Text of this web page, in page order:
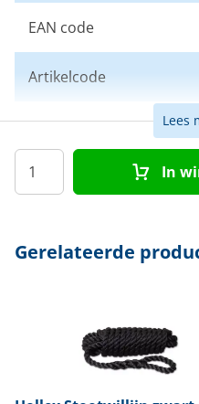
EAN code
Artikelcode
Kleur
Afmeting
Lees
In
Gerelateerde